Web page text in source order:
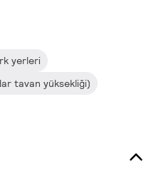
yerleri
tavan yüksekliği)